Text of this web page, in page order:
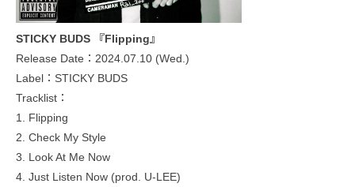
STICKY BUDS 『Flipping』
Release Date：2024.07.10 (Wed.)
Label：STICKY BUDS
Tracklist：
1. Flipping
2. Check My Style
3. Look At Me Now
4. Just Listen Now (prod. U-LEE)